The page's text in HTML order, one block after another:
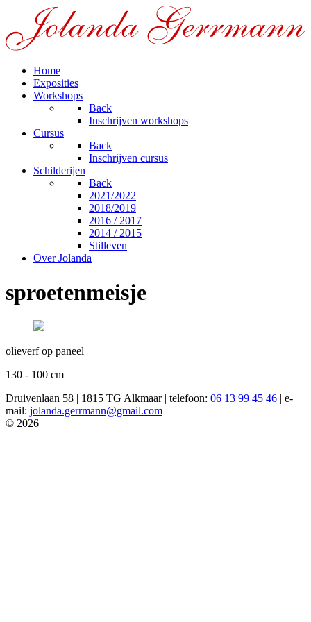
Home
Exposities
Workshops
Back
Inschrijven workshops
Cursus
Back
Inschrijven cursus
Schilderijen
Back
2021/2022
2018/2019
2016 / 2017
2014 / 2015
Stilleven
Over Jolanda
sproetenmeisje
olieverf op paneel
130 - 100 cm
Druivenlaan 58 | 1815 TG Alkmaar | telefoon: 06 13 99 45 46 | e-
mail: jolanda.gerrmann@gmail.com
© 2026